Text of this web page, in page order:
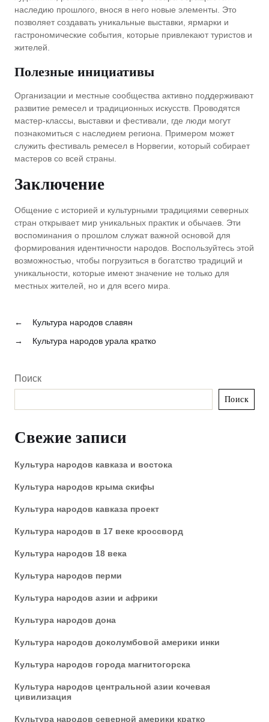
наследию прошлого, внося в него новые элементы. Это
позволяет создавать уникальные выставки, ярмарки и
гастрономические события, которые привлекают туристов и
жителей.
Полезные инициативы
Организации и местные сообщества активно поддерживают
развитие ремесел и традиционных искусств. Проводятся
мастер-классы, выставки и фестивали, где люди могут
познакомиться с наследием региона. Примером может
служить фестиваль ремесел в Норвегии, который собирает
мастеров со всей страны.
Заключение
Общение с историей и культурными традициями северных
стран открывает мир уникальных практик и обычаев. Эти
воспоминания о прошлом служат важной основой для
формирования идентичности народов. Воспользуйтесь этой
возможностью, чтобы погрузиться в богатство традиций и
уникальности, которые имеют значение не только для
местных жителей, но и для всего мира.
←
Культура народов славян
→
Культура народов урала кратко
Поиск
Поиск
Свежие записи
Культура народов кавказа и востока
Культура народов крыма скифы
Культура народов кавказа проект
Культура народов в 17 веке кроссворд
Культура народов 18 века
Культура народов перми
Культура народов азии и африки
Культура народов дона
Культура народов доколумбовой америки инки
Культура народов города магнитогорска
Культура народов центральной азии кочевая
цивилизация
Культура народов северной америки кратко